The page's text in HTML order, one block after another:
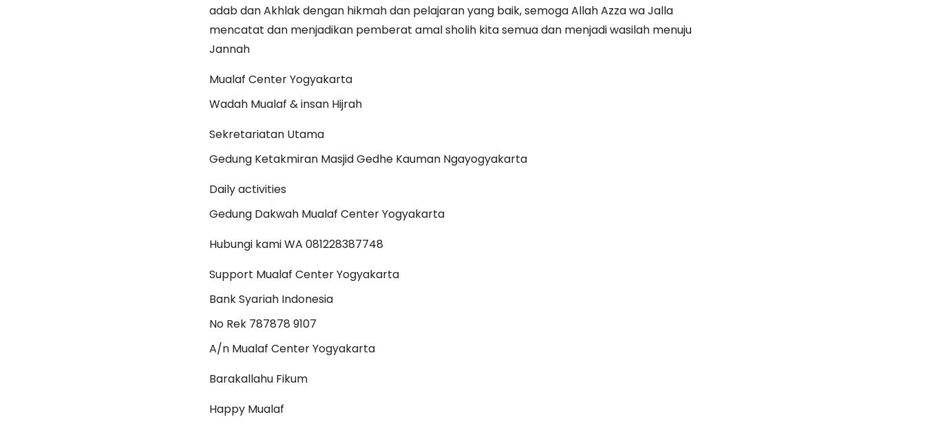
adab dan Akhlak dengan hikmah dan pelajaran yang baik, semoga Allah Azza wa Jalla
mencatat dan menjadikan pemberat amal sholih kita semua dan menjadi wasilah menuju
Jannah
Mualaf Center Yogyakarta
Wadah Mualaf & insan Hijrah
Sekretariatan Utama
Gedung Ketakmiran Masjid Gedhe Kauman Ngayogyakarta
Daily activities
Gedung Dakwah Mualaf Center Yogyakarta
Hubungi kami WA 081228387748
Support Mualaf Center Yogyakarta
Bank Syariah Indonesia
No Rek 787878 9107
A/n Mualaf Center Yogyakarta
Barakallahu Fikum
Happy Mualaf